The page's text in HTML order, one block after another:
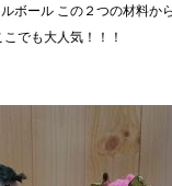
ボール この２つの材料か
でも大人気！！！